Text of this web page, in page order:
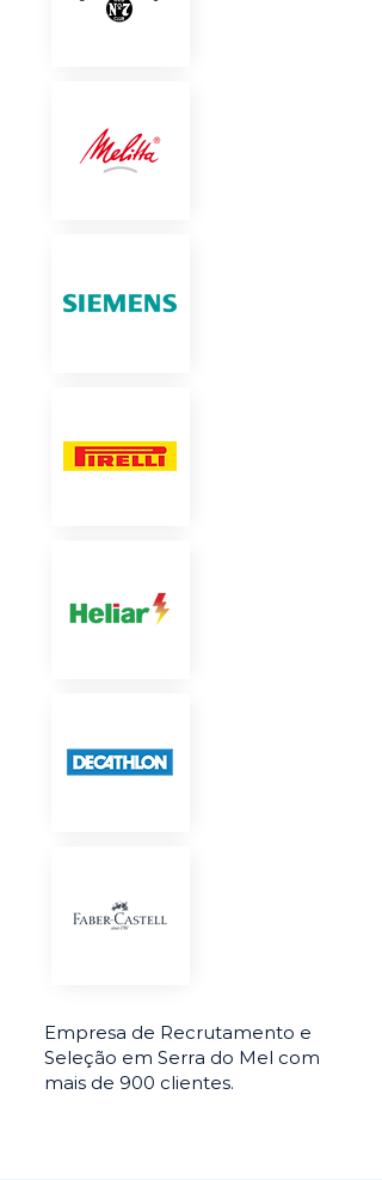
Empresa de Recrutamento e
Seleção em Serra do Mel com
mais de 900 clientes.